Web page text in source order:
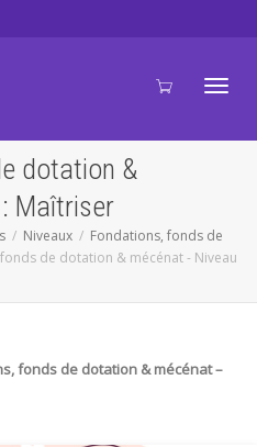
dotation &
Maîtriser
Niveaux
Fondations, fonds de
de dotation & mécénat - Niveau
fonds de dotation & mécénat –